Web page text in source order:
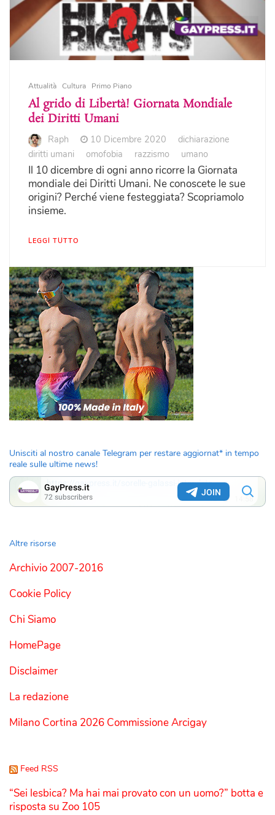
Attualità Cultura Primo Piano
Al grido di Libertà! Giornata Mondiale
dei Diritti Umani
Raph 10 Dicembre 2020
dichiarazione
diritti umani
omofobia razzismo umano
Il 10 dicembre di ogni anno ricorre la Giornata
mondiale dei Diritti Umani. Ne conoscete le sue
origini? Perché viene festeggiata? Scopriamolo
insieme.
LEGGI TUTTO
Unisciti al nostro canale Telegram per restare aggiornat* in tempo
reale sulle ultime news!
Altre risorse
Archivio 2007-2016
Cookie Policy
Chi Siamo
HomePage
Disclaimer
La redazione
Milano Cortina 2026 Commissione Arcigay
Feed RSS
“Sei lesbica? Ma hai mai provato con un uomo?” botta e
risposta su Zoo 105